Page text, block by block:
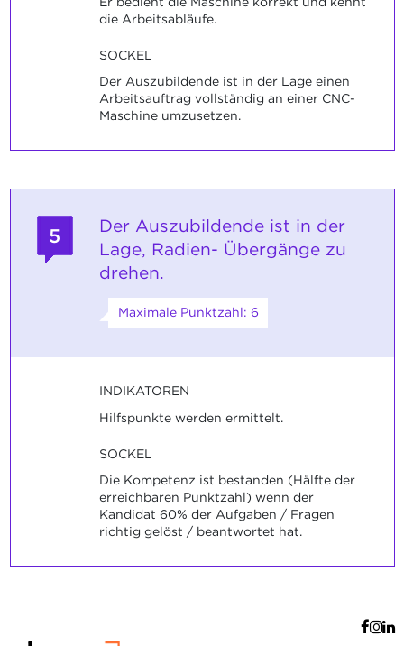
die Arbeitsabläufe.
SOCKEL
Der Auszubildende ist in der Lage einen
Arbeitsauftrag vollständig an einer CNC-
Maschine umzusetzen.
5
Der Auszubildende ist in der
Lage, Radien- Übergänge zu
drehen.
Maximale Punktzahl: 6
INDIKATOREN
Hilfspunkte werden ermittelt.
SOCKEL
Die Kompetenz ist bestanden (Hälfte der
erreichbaren Punktzahl) wenn der
Kandidat 60% der Aufgaben / Fragen
richtig gelöst / beantwortet hat.